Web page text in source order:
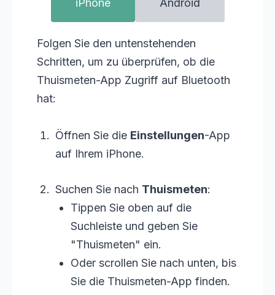
iPhone Android
Folgen Sie den untenstehenden
Schritten, um zu überprüfen, ob die
Thuismeten-App Zugriff auf Bluetooth
hat:
Öffnen Sie die Einstellungen-App
auf Ihrem iPhone.
Suchen Sie nach Thuismeten:
Tippen Sie oben auf die
Suchleiste und geben Sie
"Thuismeten" ein.
Oder scrollen Sie nach unten, bis
Sie die Thuismeten-App finden.